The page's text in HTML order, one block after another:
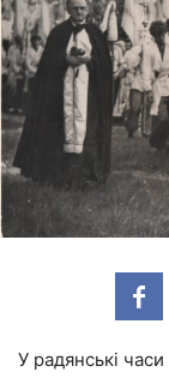
У радянські